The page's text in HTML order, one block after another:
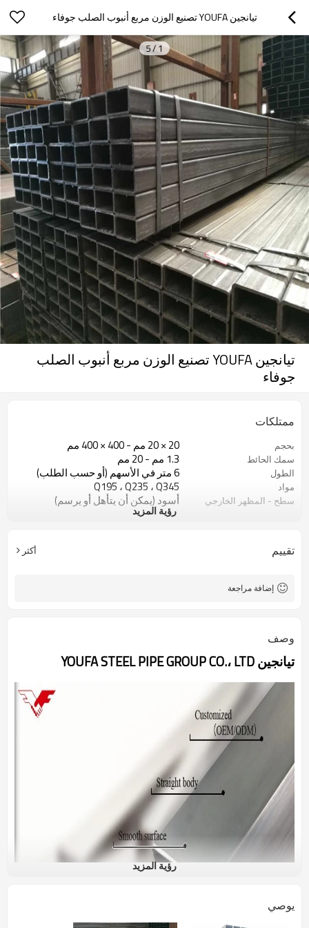
تيانجين YOUFA تصنيع الوزن مربع أنبوب الصلب جوفاء
1
/
5
تيانجين YOUFA تصنيع الوزن مربع أنبوب الصلب
جوفاء
ممتلكات
بحجم 20 × 20 مم - 400 × 400 مم
سمك الحائط 1.3 مم - 20 مم
الطول 6 متر في الأسهم (أو حسب الطلب)
مواد Q195 ، Q235 ، Q345
سطح - المظهر الخارجي أسود (يمكن أن يتأهل أو يرسم)
في حزم مع حزمة التصدير البلاستيكية
السعة الإنتاجية
رؤية المزيد
تقييم أكثر
إضافة مراجعة
وصف
تيانجين YOUFA STEEL PIPE GROUP CO.، LTD
رؤية المزيد
يوصي